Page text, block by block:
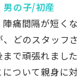
男の子/初産
痛間隔が短く
どのスタッフ
で頑張れまし
ついて親身に